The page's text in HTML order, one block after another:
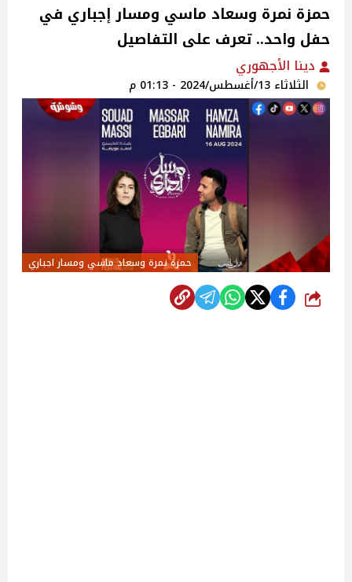
حمزة نمرة وسعاد ماسي ومسار إجباري في
حفل واحد.. تعرف على التفاصيل
دينا الأجهوري
الثلاثاء 13/أغسطس/2024 - 01:13 م
حمزة نمرة وسعاد ماسي ومسار اجباري
شارك